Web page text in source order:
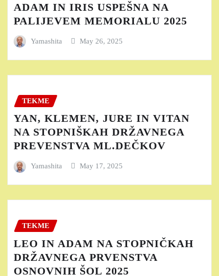
ADAM IN IRIS USPEŠNA NA
PALIJEVEM MEMORIALU 2025
Yamashita May 26, 2025
TEKME
YAN, KLEMEN, JURE IN VITAN
NA STOPNIŠKAH DRŽAVNEGA
PREVENSTVA ML.DEČKOV
Yamashita May 17, 2025
TEKME
LEO IN ADAM NA STOPNIČKAH
DRŽAVNEGA PRVENSTVA
OSNOVNIH ŠOL 2025